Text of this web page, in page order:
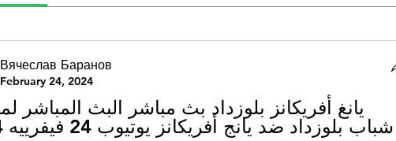
Вячеслав Баранов
February 24, 2024
شباب بلوزداد ضد يانج أفريكانز يوتيوب 24 فيفرييه 2024